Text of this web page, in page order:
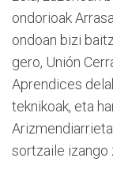
ondorioak
ondoan bizi
gero, Unión
Aprendices
teknikoak, eta
sortzaile izango